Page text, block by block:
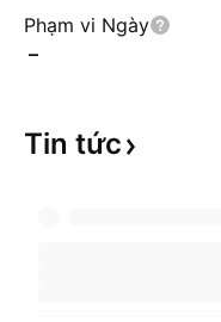
Phạm vi Ngày
–
Tin tức